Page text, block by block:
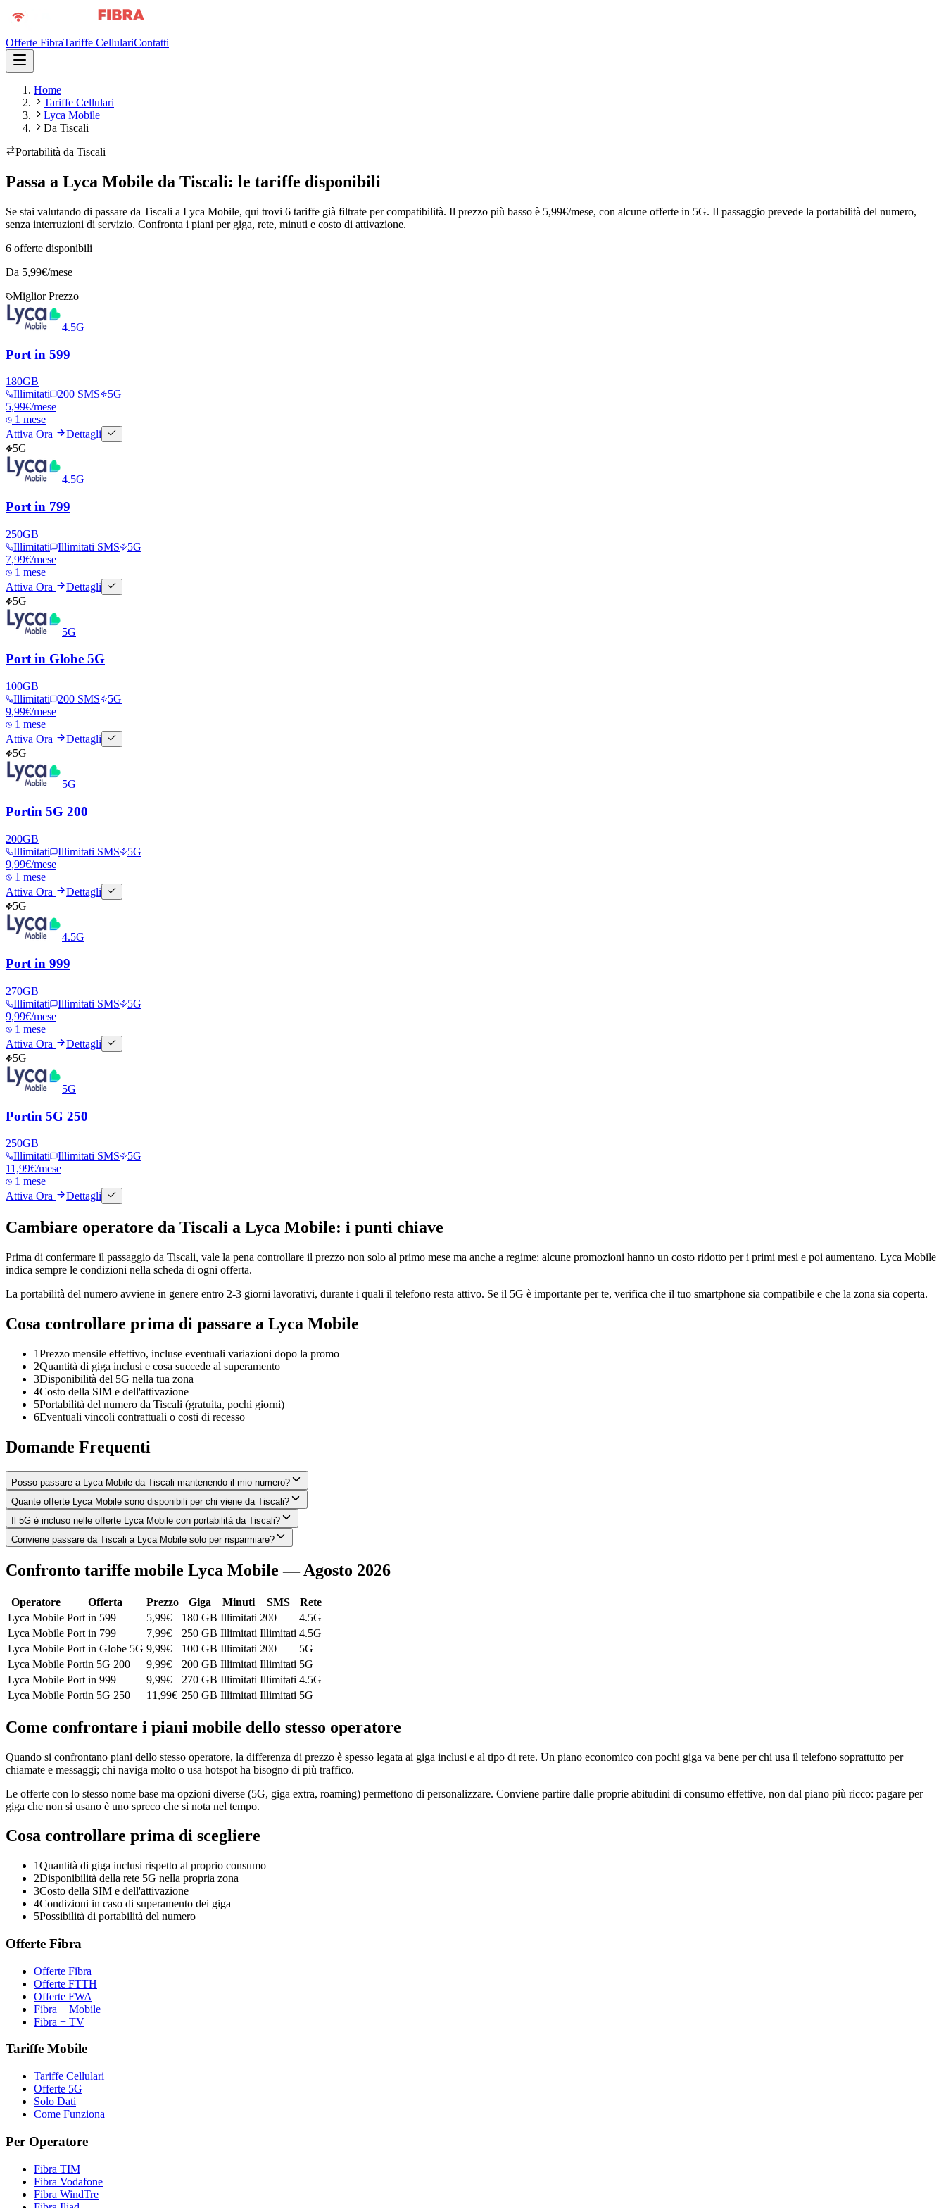
Offerte FibraTariffe CellulariContatti
Home
Tariffe Cellulari
Lyca Mobile
Da Tiscali
Portabilità da Tiscali
Passa a Lyca Mobile da Tiscali: le tariffe disponibili
Se stai valutando di passare da Tiscali a Lyca Mobile, qui trovi 6 tariffe già filtrate per compatibilità. Il prezzo più basso è 5,99€/mese, con alcune offerte in 5G. Il passaggio prevede la portabilità del numero,
senza interruzioni di servizio. Confronta i piani per giga, rete, minuti e costo di attivazione.
6 offerte disponibili
Da 5,99€/mese
Miglior Prezzo
4.5G
Port in 599
180GB
Illimitati
200 SMS
5G
5,99€/mese
1 mese
Attiva Ora
Dettagli
5G
4.5G
Port in 799
250GB
Illimitati
Illimitati SMS
5G
7,99€/mese
1 mese
Attiva Ora
Dettagli
5G
5G
Port in Globe 5G
100GB
Illimitati
200 SMS
5G
9,99€/mese
1 mese
Attiva Ora
Dettagli
5G
5G
Portin 5G 200
200GB
Illimitati
Illimitati SMS
5G
9,99€/mese
1 mese
Attiva Ora
Dettagli
5G
4.5G
Port in 999
270GB
Illimitati
Illimitati SMS
5G
9,99€/mese
1 mese
Attiva Ora
Dettagli
5G
5G
Portin 5G 250
250GB
Illimitati
Illimitati SMS
5G
11,99€/mese
1 mese
Attiva Ora
Dettagli
Cambiare operatore da Tiscali a Lyca Mobile: i punti chiave
Prima di confermare il passaggio da Tiscali, vale la pena controllare il prezzo non solo al primo mese ma anche a regime: alcune promozioni hanno un costo ridotto per i primi mesi e poi aumentano. Lyca Mobile
indica sempre le condizioni nella scheda di ogni offerta.
La portabilità del numero avviene in genere entro 2-3 giorni lavorativi, durante i quali il telefono resta attivo. Se il 5G è importante per te, verifica che il tuo smartphone sia compatibile e che la zona sia coperta.
Cosa controllare prima di passare a Lyca Mobile
1Prezzo mensile effettivo, incluse eventuali variazioni dopo la promo
2Quantità di giga inclusi e cosa succede al superamento
3Disponibilità del 5G nella tua zona
4Costo della SIM e dell'attivazione
5Portabilità del numero da Tiscali (gratuita, pochi giorni)
6Eventuali vincoli contrattuali o costi di recesso
Domande Frequenti
Posso passare a Lyca Mobile da Tiscali mantenendo il mio numero?
Quante offerte Lyca Mobile sono disponibili per chi viene da Tiscali?
Il 5G è incluso nelle offerte Lyca Mobile con portabilità da Tiscali?
Conviene passare da Tiscali a Lyca Mobile solo per risparmiare?
Confronto tariffe mobile Lyca Mobile — Agosto 2026
Operatore Offerta Prezzo Giga Minuti SMS
Rete
Lyca Mobile Port in 599 5,99€ 180 GB Illimitati 200
4.5G
Lyca Mobile Port in 799 7,99€ 250 GB Illimitati Illimitati 4.5G
Lyca Mobile Port in Globe 5G 9,99€ 100 GB Illimitati 200
5G
Lyca Mobile Portin 5G 200 9,99€ 200 GB Illimitati Illimitati 5G
Lyca Mobile Port in 999 9,99€ 270 GB Illimitati Illimitati 4.5G
Lyca Mobile Portin 5G 250 11,99€ 250 GB Illimitati Illimitati 5G
Come confrontare i piani mobile dello stesso operatore
Quando si confrontano piani dello stesso operatore, la differenza di prezzo è spesso legata ai giga inclusi e al tipo di rete. Un piano economico con pochi giga va bene per chi usa il telefono soprattutto per
chiamate e messaggi; chi naviga molto o usa hotspot ha bisogno di più traffico.
Le offerte con lo stesso nome base ma opzioni diverse (5G, giga extra, roaming) permettono di personalizzare. Conviene partire dalle proprie abitudini di consumo effettive, non dal piano più ricco: pagare per
giga che non si usano è uno spreco che si nota nel tempo.
Cosa controllare prima di scegliere
1Quantità di giga inclusi rispetto al proprio consumo
2Disponibilità della rete 5G nella propria zona
3Costo della SIM e dell'attivazione
4Condizioni in caso di superamento dei giga
5Possibilità di portabilità del numero
Offerte Fibra
Offerte Fibra
Offerte FTTH
Offerte FWA
Fibra + Mobile
Fibra + TV
Tariffe Mobile
Tariffe Cellulari
Offerte 5G
Solo Dati
Come Funziona
Per Operatore
Fibra TIM
Fibra Vodafone
Fibra WindTre